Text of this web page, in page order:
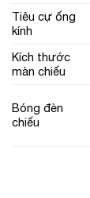
Tiêu cự ống
kính
Kích thước
màn chiếu
Bóng đèn
chiếu